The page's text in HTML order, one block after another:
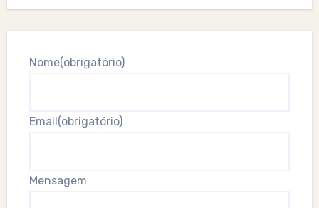
Nome(obrigatório)
Email(obrigatório)
Mensagem